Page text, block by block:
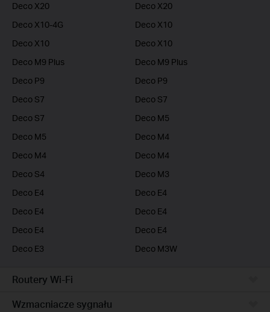
Deco X20
Deco X20
Deco X10-4G
Deco X10
Deco X10
Deco X10
Deco M9 Plus
Deco M9 Plus
Deco P9
Deco P9
Deco S7
Deco S7
Deco S7
Deco M5
Deco M5
Deco M4
Deco M4
Deco M4
Deco S4
Deco M3
Deco E4
Deco E4
Deco E4
Deco E4
Deco E4
Deco E4
Deco E3
Deco M3W
Routery Wi-Fi
Wzmacniacze sygnału